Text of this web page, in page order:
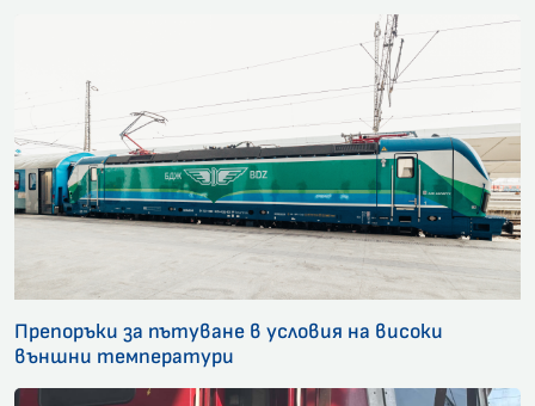
Препоръки за пътуване в условия на високи
външни температури